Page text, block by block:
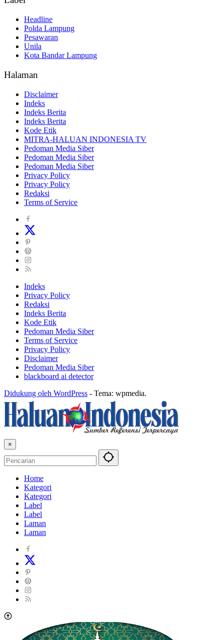
Headline
Polda Lampung
Pesawaran
Unila
Kota Bandar Lampung
Halaman
Disclaimer
Indeks
Indeks Berita
Indeks Berita
Kode Etik
MITRA-HALUAN INDONESIA TV
Pedoman Media Siber
Pedoman Media Siber
Pedoman Media Siber
Privacy Policy
Privacy Policy
Redaksi
Terms of Service
Indeks
Privacy Policy
Redaksi
Indeks Berita
Kode Etik
Pedoman Media Siber
Terms of Service
Privacy Policy
Disclaimer
Pedoman Media Siber
blackboard ai detector
Didukung oleh WordPress - Tema: wpmedia.
×
Home
Kategori
Kategori
Label
Label
Laman
Laman